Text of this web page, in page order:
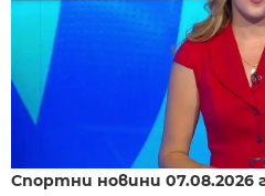
Спортни новини 07.08.2026